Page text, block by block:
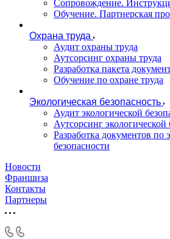
Сопровождение.
Обучение. Партнерская
Охрана труда
Аудит охраны труда
Аутсорсинг охраны труда
Разработка пакета
Обучение по охране труда
Экологическая безопасность
Аудит экологической
Аутсорсинг экологической
Разработка документов по
безопасности
Новости
Франшиза
Контакты
Партнеры